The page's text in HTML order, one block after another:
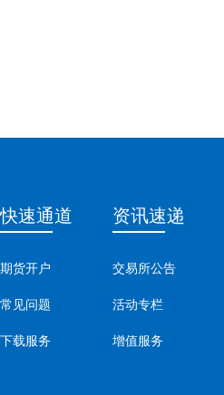
快速通道
期货开户
常见问题
下载服务
资讯速递
交易所公告
活动专栏
增值服务